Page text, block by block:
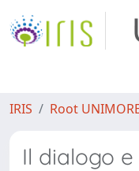
IRIS Root
Il dialogo